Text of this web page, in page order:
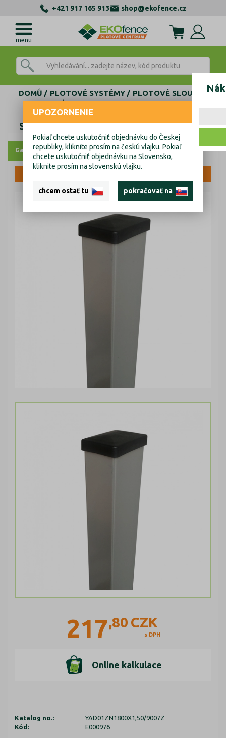
+421 917 165 913 shop@ekofence.cz
menu
DOMŮ PLOTOVÉ SYSTÉMY
PLOTOVÉ SLOUPKY
JEKLOVÉ SLOUPKY
Sloupek 60x40mm ZnPVC 1800mm šedá
Sloupek 60x40mm ZnPVC 1800mm šedá
Galerie 3D vizuál
217,80 CZK
s DPH
Online kalkulace
Katalog no.:
YAD01ZN1800X1,50/9007Z
Kód:
E000976
UPOZORNENIE
Pokiaľ chcete uskutočniť objednávku do Českej
republiky, kliknite prosím na českú vlajku. Pokiaľ
chcete uskutočniť objednávku na Slovensko,
kliknite prosím na slovenskú vlajku.
chcem ostať tu pokračovať na